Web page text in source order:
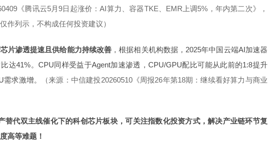
《腾讯云5月9日起涨价：AI算力、容器TKE、EMR上调5%，年内第二次》，
作列示，不构成任何投资建议）
片渗透提速且供给能力持续改善 ，根据相关机构数据，2025年中国云端AI加速器
达41%。CPU同样受益于Agent加速渗透，CPU/GPU配比可能从此前的1:8提升
求激增。
（来源：中信建投20260510《周报26年第18期：继续看好算力与商业
替代双主线催化下的科创芯片板块，可关注指数化投资方式，解决产业链环节复
高等难题！